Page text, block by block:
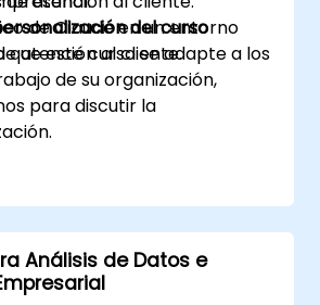
de Claude en un entorno
atención al cliente.
del curso
que este curso se adapte a los
de su organización,
para discutir la
Análisis de Datos e